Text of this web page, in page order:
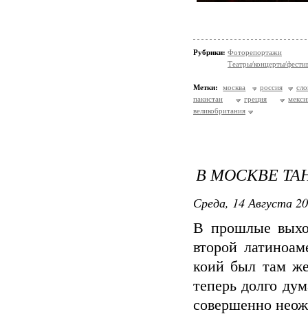
Рубрики: Фоторепортажи
Театры/концерты/
Метки: москва россия
пакистан
греция
великобритания
В МОСКВЕ
Среда, 14 Августа
В прошлые
второй
коий был там
теперь долго
совершенно